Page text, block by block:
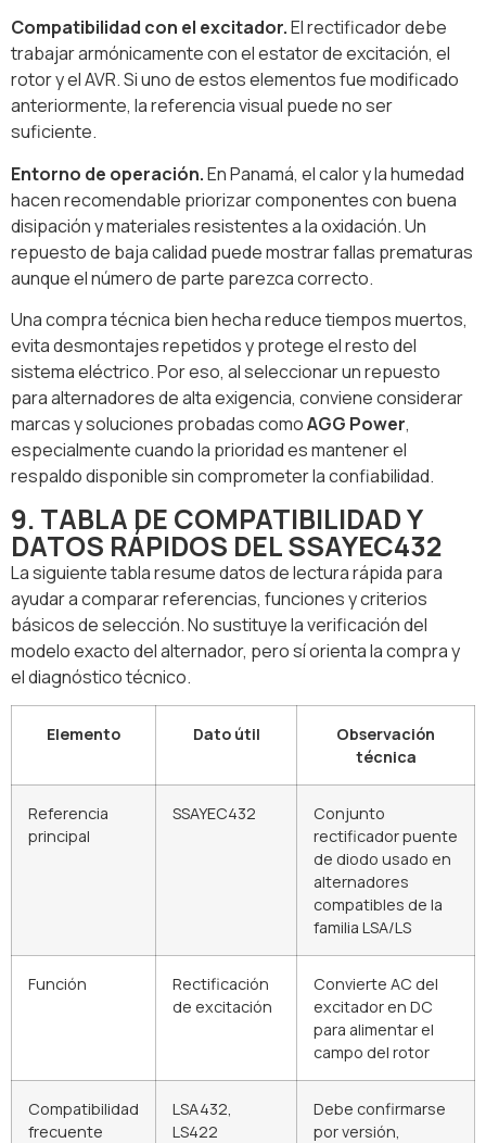
Compatibilidad con el excitador.El rectificador debe
trabajar armónicamente con el estator de excitación, el
rotor y el AVR. Si uno de estos elementos fue modificado
anteriormente, la referencia visual puede no ser
suficiente.
Entorno de operación.En Panamá, el calor y la humedad
hacen recomendable priorizar componentes con buena
disipación y materiales resistentes a la oxidación. Un
repuesto de baja calidad puede mostrar fallas prematuras
aunque el número de parte parezca correcto.
Una compra técnica bien hecha reduce tiempos muertos,
evita desmontajes repetidos y protege el resto del
sistema eléctrico. Por eso, al seleccionar un repuesto
para alternadores de alta exigencia, conviene considerar
marcas y soluciones probadas comoAGG Power,
especialmente cuando la prioridad es mantener el
respaldo disponible sin comprometer la confiabilidad.
9. TABLA DE COMPATIBILIDAD Y
DATOS RÁPIDOS DEL SSAYEC432
La siguiente tabla resume datos de lectura rápida para
ayudar a comparar referencias, funciones y criterios
básicos de selección. No sustituye la verificación del
modelo exacto del alternador, pero sí orienta la compra y
el diagnóstico técnico.
Elemento Dato útil
Observación
técnica
Referencia
principal
SSAYEC432
Conjunto
rectificador puente
de diodo usado en
alternadores
compatibles de la
familia LSA/LS
Función
Rectificación
de excitación
Convierte AC del
excitador en DC
para alimentar el
campo del rotor
Compatibilidad
frecuente
LSA432,
LS422
Debe confirmarse
por versión,